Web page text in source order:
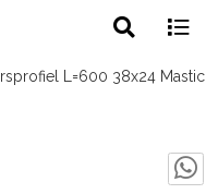
search
L=600 38x24 Mastic